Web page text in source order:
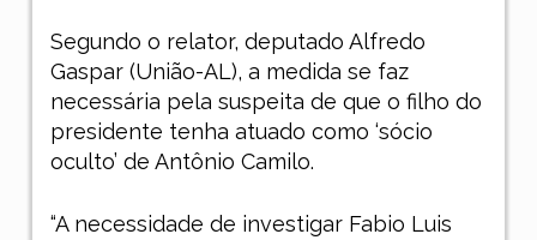
Segundo o relator, deputado Alfredo
Gaspar (União-AL), a medida se faz
necessária pela suspeita de que o filho do
presidente tenha atuado como ‘sócio
oculto’ de Antônio Camilo.
“A necessidade de investigar Fabio Luis